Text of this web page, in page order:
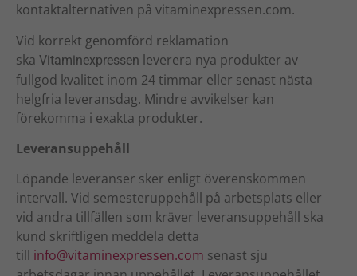
kontaktalternativen på vitaminexpressen.com.
Vid korrekt genomförd reklamation
ska Vitaminexpressen leverera nya produkter av
fullgod kvalitet inom 24 timmar eller senast nästa
helgfria leveransdag. Mindre avvikelser kan
förekomma i exakta produkter.
Leveransuppehåll
Löpande leveranser sker enligt överenskommen
intervall. Vid semesteruppehåll på arbetsplats eller
vid andra tillfällen som kräver leveransuppehåll ska
kund skriftligen meddela detta
till info@vitaminexpressen.com senast sju